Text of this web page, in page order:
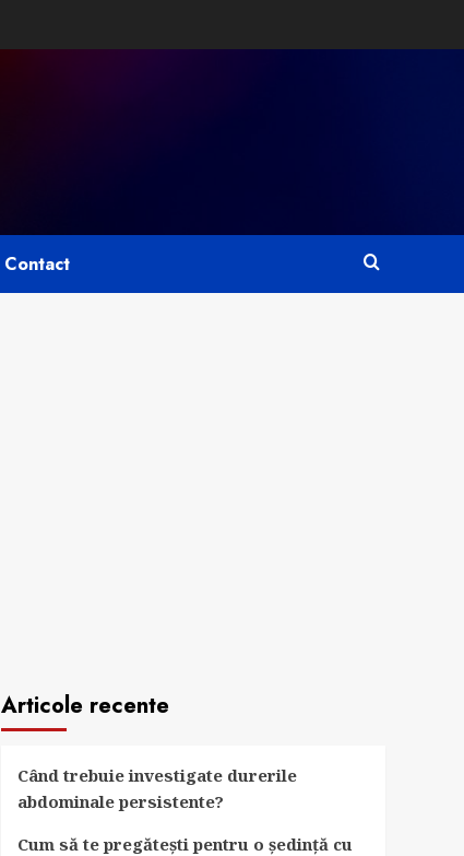
Contact
Articole recente
Când trebuie investigate durerile
abdominale persistente?
Cum să te pregătești pentru o ședință cu